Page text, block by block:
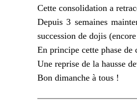
Cette consolidation a
Depuis 3 semaines
succession dedojis
En principe cette phase
Une reprise de la hausse
Bon dimanche à tous !